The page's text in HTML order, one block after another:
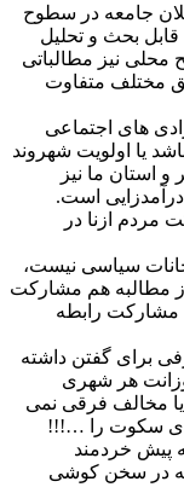
جامعه در سطوح
بحث و تحلیل
محلی نیز مطالباتی
مختلف متفاوت
های اجتماعی
یا اولویت شهروند
استان ما نیز
است.
ازنا در
سیاسی نیست،
مطالبه هم مشارکت
مشارکت رابطه
برای گفتن داشته
وزانت هر شهری
مخالف فرقی نمی
سکوت را …!!!
پیش خردمند
در سخن کوشی